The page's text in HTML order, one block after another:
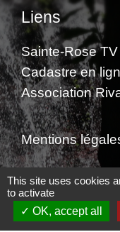
Liens
Sainte-Rose TV
Cadastre en
Association
Mentions
Politique de
Plan du site -
This site uses cookies
to activate
OK, accept all